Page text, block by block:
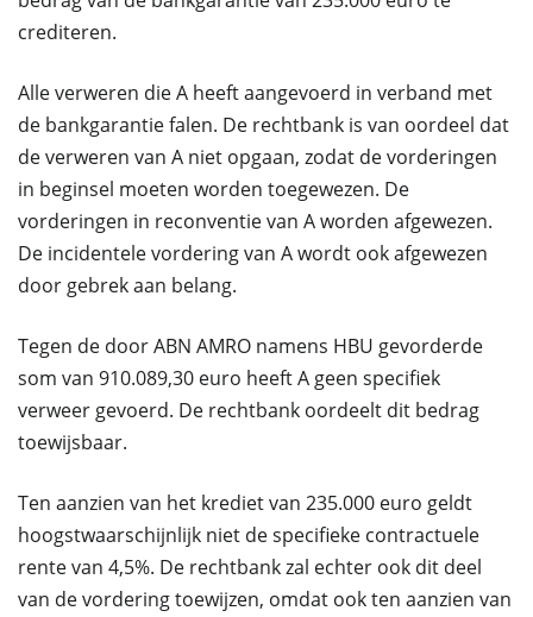
crediteren.
Alle verweren die A heeft aangevoerd in verband met
de bankgarantie falen. De rechtbank is van oordeel dat
de verweren van A niet opgaan, zodat de vorderingen
in beginsel moeten worden toegewezen. De
vorderingen in reconventie van A worden afgewezen.
De incidentele vordering van A wordt ook afgewezen
door gebrek aan belang.
Tegen de door ABN AMRO namens HBU gevorderde
som van 910.089,30 euro heeft A geen specifiek
verweer gevoerd. De rechtbank oordeelt dit bedrag
toewijsbaar.
Ten aanzien van het krediet van 235.000 euro geldt
hoogstwaarschijnlijk niet de specifieke contractuele
rente van 4,5%. De rechtbank zal echter ook dit deel
van de vordering toewijzen, omdat ook ten aanzien van